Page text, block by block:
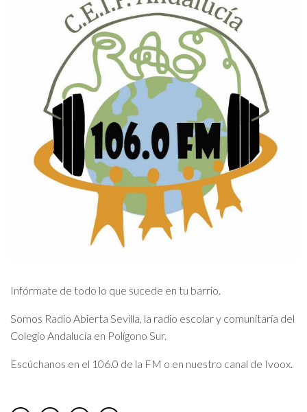
Infórmate de todo lo que sucede en tu barrio.
Somos Radio Abierta Sevilla, la radio escolar y comunitaria del
Colegio Andalucía en Polígono Sur.
Escúchanos en el 106.0 de la FM o en nuestro canal de Ivoox.